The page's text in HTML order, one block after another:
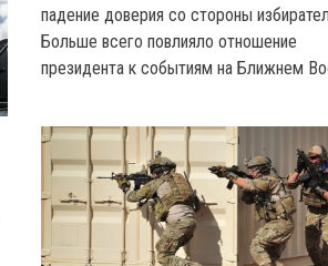
падение доверия со стороны
Больше всего повлияло отношение
президента к событиям на Ближнем